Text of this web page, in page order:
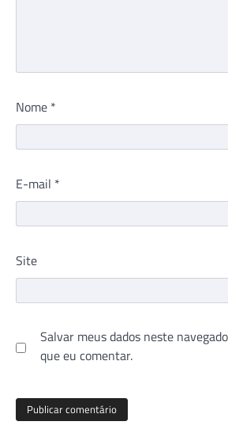
Nome *
E-mail *
Site
Salvar meus dados neste
que eu comentar.